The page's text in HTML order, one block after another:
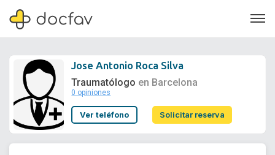
Soporte
Jose Antonio Roca Silva
Traumatólogo en Barcelona
0 opiniones
Ver teléfono Solicitar reserva